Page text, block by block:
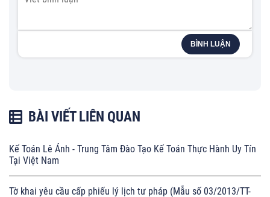
BÌNH LUẬN
BÀI VIẾT LIÊN QUAN
Kế Toán Lê Ánh - Trung Tâm Đào Tạo Kế Toán Thực Hành Uy Tín
Tại Việt Nam
Tờ khai yêu cầu cấp phiếu lý lịch tư pháp (Mẫu số 03/2013/TT-